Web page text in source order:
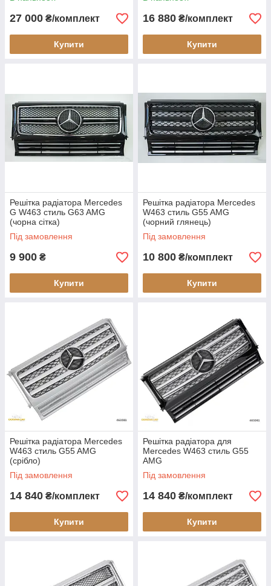
27 000 ₴/комплект
Купити
16 880 ₴/комплект
Купити
Решітка радіатора Mercedes
G W463 стиль G63 AMG
(чорна сітка)
Під замовлення
9 900 ₴
Купити
Решітка радіатора Mercedes
W463 стиль G55 AMG
(чорний глянець)
Під замовлення
10 800 ₴/комплект
Купити
Решітка радіатора Mercedes
W463 стиль G55 AMG
(срібло)
Під замовлення
14 840 ₴/комплект
Купити
Решітка радіатора для
Mercedes W463 стиль G55
AMG
Під замовлення
14 840 ₴/комплект
Купити